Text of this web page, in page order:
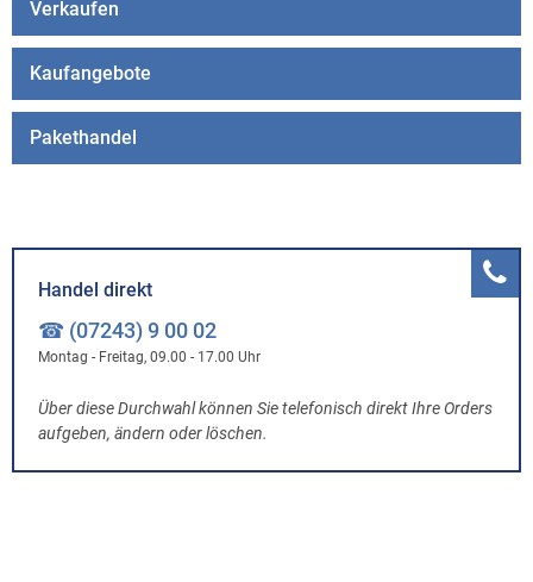
Verkaufen
Kaufangebote
Pakethandel
Handel direkt
☎ (07243) 9 00 02
Montag - Freitag, 09.00 - 17.00 Uhr
Über diese Durchwahl können Sie telefonisch direkt Ihre Orders
aufgeben, ändern oder löschen.